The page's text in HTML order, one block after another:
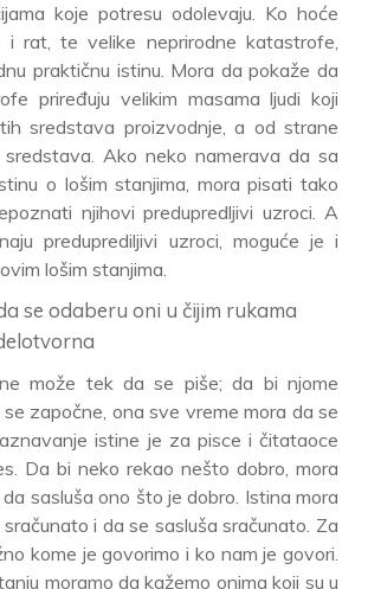
koje potresu odolevaju. Ko hoće
i rat, te velike neprirodne katastrofe,
praktičnu istinu. Mora da pokaže da
priređuju velikim masama ljudi koji
sredstava proizvodnje, a od strane
Ako neko namerava da sa
o lošim stanjima, mora pisati tako
njihovi predupredljivi uzroci. A
preduprediljivi uzroci, moguće je i
lošim stanjima.
se odaberu oni u čijim rukama
može tek da se piše; da bi njome
započne, ona sve vreme mora da se
istine je za pisce i čitataoce
Da bi neko rekao nešto dobro, mora
sasluša ono što je dobro. Istina mora
i da se sasluša sračunato. Za
kome je govorimo i ko nam je govori.
moramo da kažemo onima koji su u